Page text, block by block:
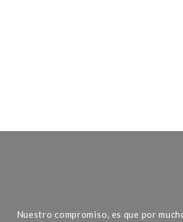
Nuestro compromiso, es que por